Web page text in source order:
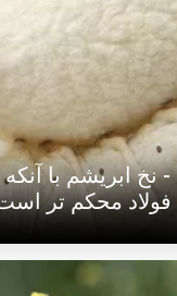
شگفتی 007 - نخ ابریشم
فولاد محکم تر